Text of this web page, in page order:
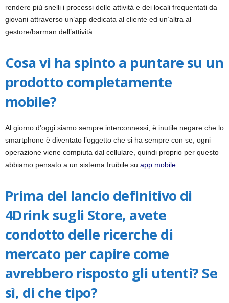
rendere più snelli i processi delle attività e dei locali frequentati da
giovani attraverso un’app dedicata al cliente ed un’altra al
gestore/barman dell’attività
Cosa vi ha spinto a puntare su un
prodotto completamente
mobile?
Al giorno d’oggi siamo sempre interconnessi, è inutile negare che lo
smartphone è diventato l’oggetto che si ha sempre con se, ogni
operazione viene compiuta dal cellulare, quindi proprio per questo
abbiamo pensato a un sistema fruibile su app mobile.
Prima del lancio definitivo di
4Drink sugli Store, avete
condotto delle ricerche di
mercato per capire come
avrebbero risposto gli utenti? Se
sì, di che tipo?